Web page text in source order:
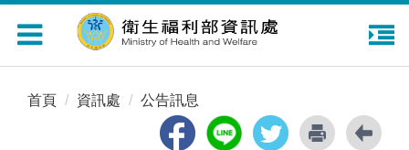
Toggle
navigation
首頁 資訊處 公告訊息